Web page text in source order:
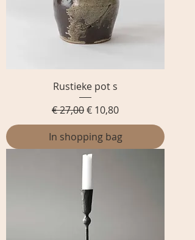
Rustieke pot s
Normale prijs
€ 27,00Verkoopprijs
€ 10,80
In shopping bag